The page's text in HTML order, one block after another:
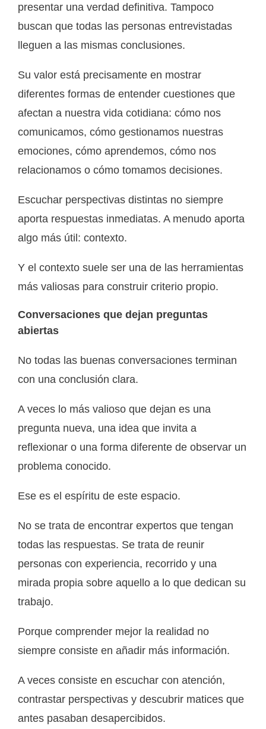
presentar una verdad definitiva. Tampoco
buscan que todas las personas entrevistadas
lleguen a las mismas conclusiones.
Su valor está precisamente en mostrar
diferentes formas de entender cuestiones que
afectan a nuestra vida cotidiana: cómo nos
comunicamos, cómo gestionamos nuestras
emociones, cómo aprendemos, cómo nos
relacionamos o cómo tomamos decisiones.
Escuchar perspectivas distintas no siempre
aporta respuestas inmediatas. A menudo aporta
algo más útil: contexto.
Y el contexto suele ser una de las herramientas
más valiosas para construir criterio propio.
Conversaciones que dejan preguntas
abiertas
No todas las buenas conversaciones terminan
con una conclusión clara.
A veces lo más valioso que dejan es una
pregunta nueva, una idea que invita a
reflexionar o una forma diferente de observar un
problema conocido.
Ese es el espíritu de este espacio.
No se trata de encontrar expertos que tengan
todas las respuestas. Se trata de reunir
personas con experiencia, recorrido y una
mirada propia sobre aquello a lo que dedican su
trabajo.
Porque comprender mejor la realidad no
siempre consiste en añadir más información.
A veces consiste en escuchar con atención,
contrastar perspectivas y descubrir matices que
antes pasaban desapercibidos.